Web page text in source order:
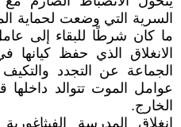
السرية التي وضعت لحماية
ما كان شرطًا للبقاء إلى
الانغلاق الذي حفظ كيانها
الجماعة عن التجدد
عوامل الموت تتوالد داخلها
الخارج.
انغلاق المدرسة